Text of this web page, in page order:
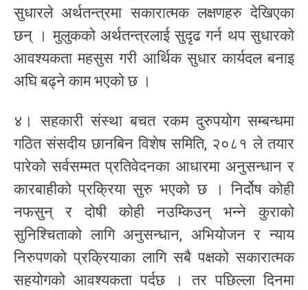
सुधारले अर्थतन्त्रमा सकारात्मक लक्षणहरु देखिएका
छन् । मुलुकको अर्थतन्त्रलाई सुदृढ गर्न थप सुधारको
आवश्यकता महसुस गरी आर्थिक सुधार कार्यदल बनाइ
अघि बढ्ने काम भएको छ ।
४। सहकारी संस्था बचत रकम दुरुपयोग सम्बन्धमा
गठित संसदीय छानबिन विशेष समिति, २०८१ ले तयार
पारेको सर्वसम्मत प्रतिवेदनका आधारमा अनुसन्धान र
कारबाहीको प्रक्रिया सुरु भएको छ । निर्दोष कोही
नफसुन् र दोषी कोही नउम्किउन् भन्ने कुराको
सुनिश्चिताको लागि अनुसन्धान, अभियोजन र न्याय
निरुपणको प्रक्रियाका लागि सबै पक्षको सकारात्मक
सहयोगको आवश्यकता पर्दछ । तर पछिल्ला दिनमा